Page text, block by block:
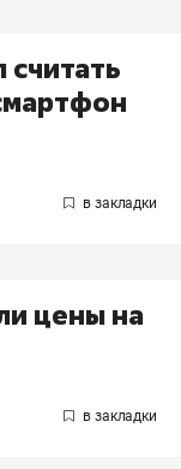
считать
цены на